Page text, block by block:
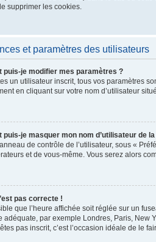
supprimer les cookies.
et paramètres des utilisateurs
puis-je modifier mes paramètres ?
un utilisateur inscrit, tous vos paramètres
en cliquant sur votre nom d’utilisateur
puis-je masquer mon nom d’utilisateur de
de contrôle de l’utilisateur, sous «
et de vous-même. Vous serez alors
pas correcte !
que l’heure affichée soit réglée sur un
adéquate, par exemple Londres, Paris, New
pas inscrit, c’est l’occasion idéale de le